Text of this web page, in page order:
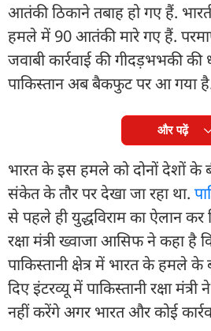
आतंकी ठिकाने तबाह हो गए हैं.
हमले में 90 आतंकी मारे गए हैं.
जवाबी कार्रवाई की गीदड़भभकी
पाकिस्तान अब बैकफुट पर आ गया
और पढ़ें
भारत के इस हमले को दोनों देशों
संकेत के तौर पर देखा जा रहा था.
से पहले ही युद्धविराम का ऐलान कर
रक्षा मंत्री ख्वाजा आसिफ ने कहा है
पाकिस्तानी क्षेत्र में भारत के हमले
दिए इंटरव्यू में पाकिस्तानी रक्षा
नहीं करेंगे अगर भारत और कोई